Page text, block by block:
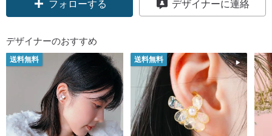
フォローする デザイナーに連絡
デザイナーのおすすめ
送料無料 送料無料